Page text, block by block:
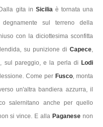
Dalla gita in Sicilia è tornata una
degnamente sul terreno della
con la diciottesima sconfitta
su punizione di Capece
, sul pareggio, e la perla di Lodi
Come per Fusco , monta
un'altra bandiera azzurra, il
salernitano anche per quello
si vince. E allaPaganesenon